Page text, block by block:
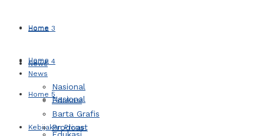
Home 3
Home 4
Home 5
Kebijakan Privasi
Home
News
Nasional
Home
News
Nasional
Edukasi
Barta Grafis
Prodcast